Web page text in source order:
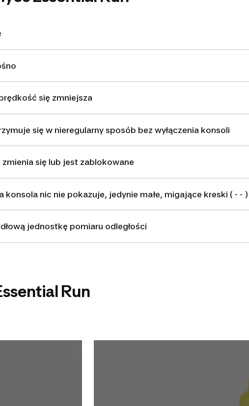
się zmniejsza
się w nieregularny sposób bez wyłączenia konsoli
się lub jest zablokowane
konsola nic nie pokazuje, jedynie małe, migające kreski ( - - )
jednostkę pomiaru odległości
Run